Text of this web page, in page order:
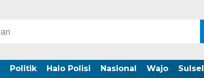
Politik Halo Polisi Nasional Wajo Sulsel